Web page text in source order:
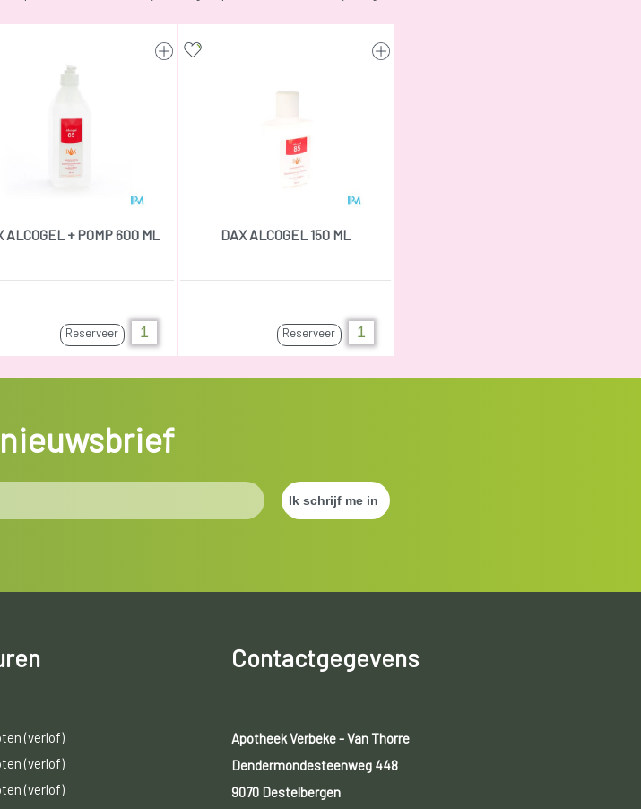
ALCOGEL + POMP 600 ML
Reserveer
DAX ALCOGEL 150 ML
Reserveer
(verlof)
(verlof)
(verlof)
Contactgegevens
Apotheek Verbeke - Van Thorre
Dendermondesteenweg 448
9070 Destelbergen